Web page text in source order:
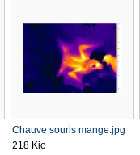
Chauve souris mange.jpg
218 Kio